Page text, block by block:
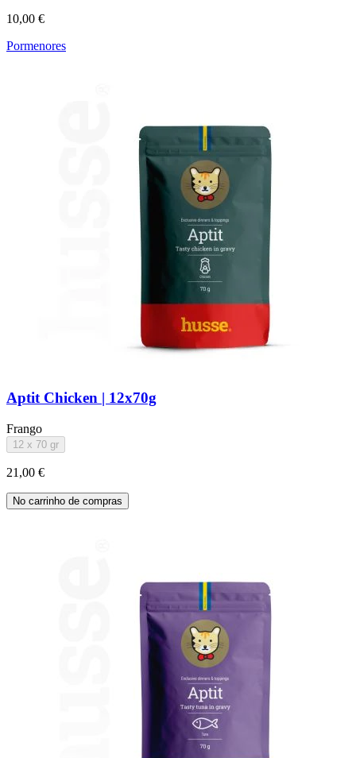
10,00 €
Pormenores
Aptit Chicken | 12x70g
Frango
12 x 70 gr
21,00 €
No carrinho de compras